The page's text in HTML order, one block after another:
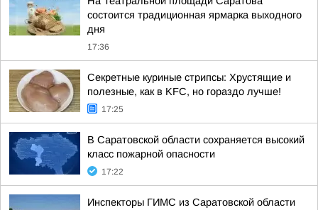
состоится традиционная ярмарка выходного
дня
17:36
Секретные куриные стрипсы: Хрустящие и
полезные, как в KFC, но гораздо лучше!
17:25
В Саратовской области сохраняется высокий
класс пожарной опасности
17:22
Инспекторы ГИМС из Саратовской области